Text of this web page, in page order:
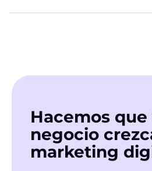
Hacemos
negocio
marketing